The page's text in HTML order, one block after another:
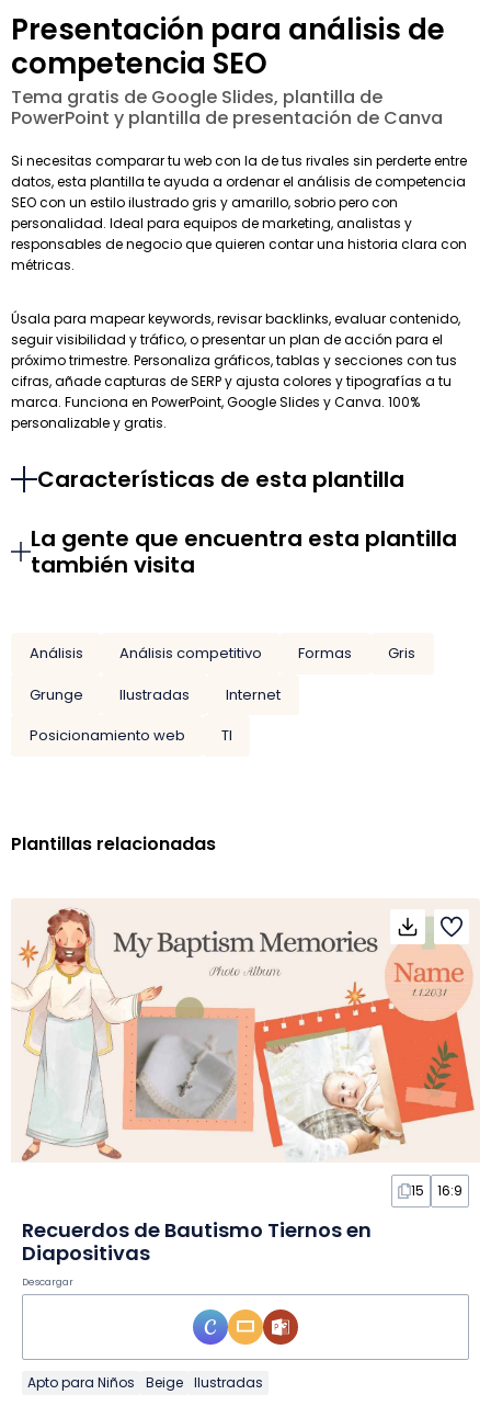
Presentación para análisis de
competencia SEO
Tema gratis de Google Slides, plantilla de
PowerPoint y plantilla de presentación de Canva
Si necesitas comparar tu web con la de tus rivales sin perderte entre
datos, esta plantilla te ayuda a ordenar el análisis de competencia
SEO con un estilo ilustrado gris y amarillo, sobrio pero con
personalidad. Ideal para equipos de marketing, analistas y
responsables de negocio que quieren contar una historia clara con
métricas.
Úsala para mapear keywords, revisar backlinks, evaluar contenido,
seguir visibilidad y tráfico, o presentar un plan de acción para el
próximo trimestre. Personaliza gráficos, tablas y secciones con tus
cifras, añade capturas de SERP y ajusta colores y tipografías a tu
marca. Funciona en PowerPoint, Google Slides y Canva. 100%
personalizable y gratis.
Características de esta plantilla
La gente que encuentra esta plantilla
también visita
Análisis Análisis competitivo Formas
Gris
Grunge
Ilustradas
Internet
Posicionamiento web
TI
Plantillas relacionadas
15 16:9
Recuerdos de Bautismo Tiernos en
Diapositivas
Descargar
Apto para Niños Beige Ilustradas